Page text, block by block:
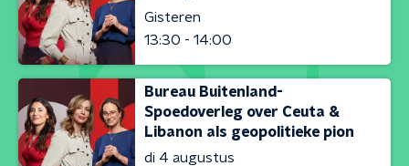
Gisteren
13:30 - 14:00
Bureau Buitenland-
Spoedoverleg over Ceuta &
Libanon als geopolitieke pion
di 4 augustus